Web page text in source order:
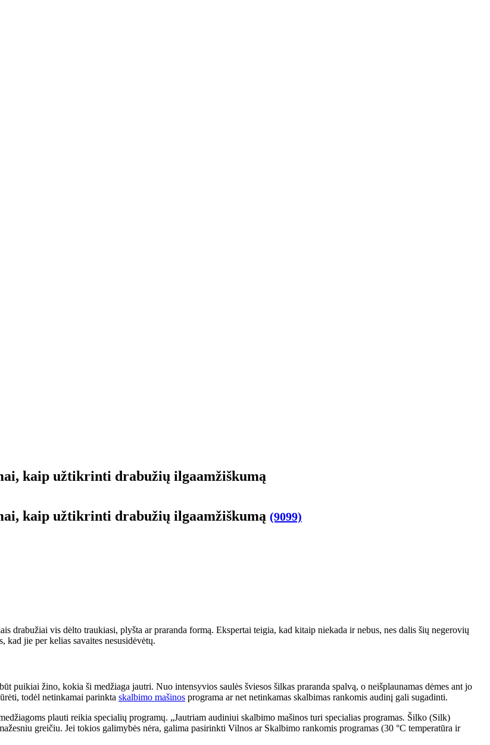
kaip užtikrinti drabužių ilgaamžiškumą
kaip užtikrinti drabužių ilgaamžiškumą (9099)
drabužiai vis dėlto traukiasi, plyšta ar praranda formą. Ekspertai teigia, kad kitaip niekada ir nebus, nes dalis šių negerovių
kad jie per kelias savaites nesusidėvėtų.
puikiai žino, kokia ši medžiaga jautri. Nuo intensyvios saulės šviesos šilkas praranda spalvą, o neišplaunamas dėmes ant jo
todėl netinkamai parinkta skalbimo mašinos programa ar net netinkamas skalbimas rankomis audinį gali sugadinti.
plauti reikia specialių programų. „Jautriam audiniui skalbimo mašinos turi specialias programas. Šilko (Silk)
greičiu. Jei tokios galimybės nėra, galima pasirinkti Vilnos ar Skalbimo rankomis programas (30 °C temperatūra ir